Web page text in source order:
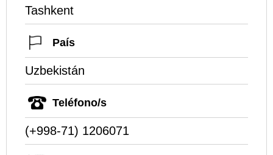
Tashkent
País
Uzbekistán
Teléfono/s
(+998-71) 1206071